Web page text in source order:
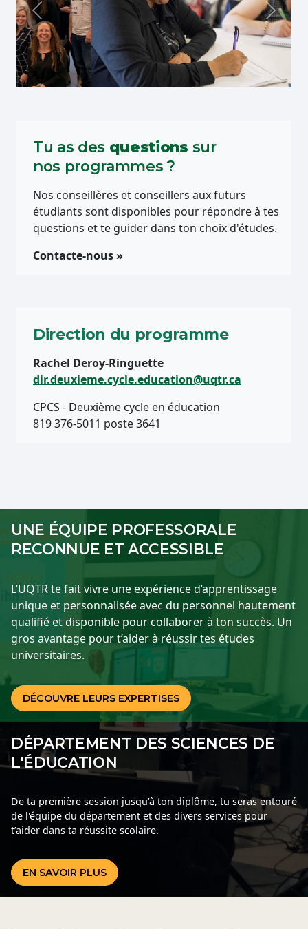
Précédent Suivant
Tu as des questions sur
nos programmes ?
Nos conseillères et conseillers aux futurs
étudiants sont disponibles pour répondre à tes
questions et te guider dans ton choix d'études.
Contacte-nous »
Direction du programme
Rachel Deroy-Ringuette
dir.deuxieme.cycle.education@uqtr.ca
CPCS - Deuxième cycle en éducation
819 376-5011 poste 3641
UNE ÉQUIPE PROFESSORALE
RECONNUE ET ACCESSIBLE
L’UQTR te fait vivre une expérience d’apprentissage
unique et personnalisée avec du personnel hautement
qualifié et disponible pour collaborer à ton succès. Un
gros avantage pour t’aider à réussir tes études
universitaires.
DÉCOUVRE LEURS EXPERTISES
DÉPARTEMENT DES SCIENCES DE
L'ÉDUCATION
De ta première session jusqu’à ton diplôme, tu seras entouré
de l'équipe du département et des divers services pour
t’aider dans ta réussite scolaire.
EN SAVOIR PLUS